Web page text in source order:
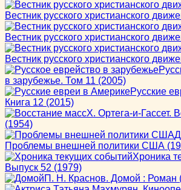
Вестник русского христианского
Вестник русского христианского
Вестник русского христианского
в зарубежье. Том 11 (2005)
Русские
Книга 12 (2015)
Х. Ортега-и-Гассет.
(1954)
Проблемы внешней политики США
Хроника
Выпуск 52 (1979)
П. Н. Краснов. Домой : Роман